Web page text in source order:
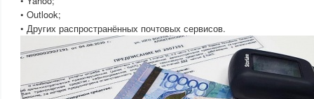
• Outlook;
• Других распространённых почтовых сервисов.